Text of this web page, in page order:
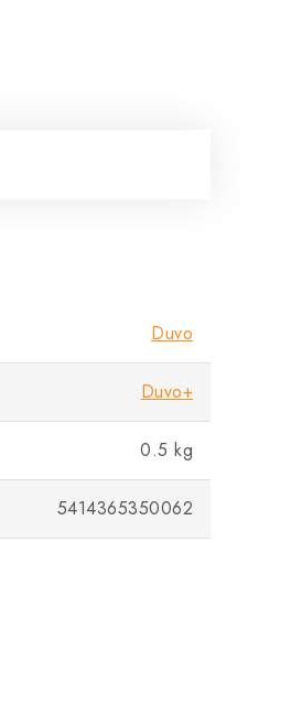
Duvo
Duvo+
0.5 kg
5414365350062